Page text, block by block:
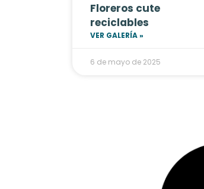
Floreros cute
reciclables
VER GALERÍA »
6 de mayo de 2025